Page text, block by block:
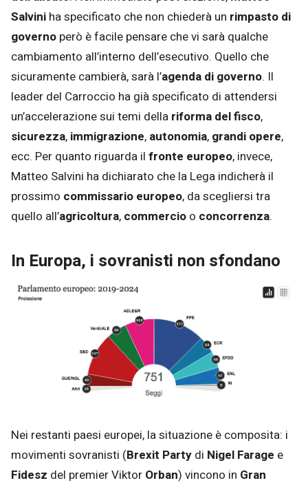
Salvini ha specificato che non chiederà un rimpasto di
governo però è facile pensare che vi sarà qualche
cambiamento all’interno dell’esecutivo. Quello che
sicuramente cambierà, sarà l’agenda di governo. Il
leader del Carroccio ha già specificato di attendersi
un’accelerazione sui temi della riforma del fisco,
sicurezza, immigrazione, autonomia, grandi opere,
ecc. Per quanto riguarda il fronte europeo, invece,
Matteo Salvini ha dichiarato che la Lega indicherà il
prossimo commissario europeo, da scegliersi tra
quello all’agricoltura, commercio o concorrenza.
In Europa, i sovranisti non sfondano
Nei restanti paesi europei, la situazione è composita: i
movimenti sovranisti (Brexit Party di Nigel Farage e
Fidesz del premier Viktor Orban) vincono in Gran